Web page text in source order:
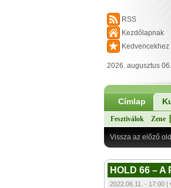
RSS
Kezdőlapnak
Kedvencekhez
2026. augusztus
Címlap
Fesztiválok Zene
Vissza az előző
HOLD 66 –
2022.06.11. - 17:00 |